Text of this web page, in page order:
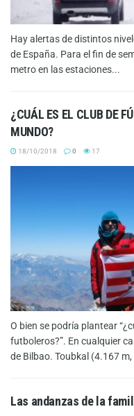
Hay alertas de distintos
de España. Para el fin de
metro en las estaciones...
¿CUÁL ES EL CLUB DE
MUNDO?
18/10/2018 0 17
O bien se podría plantear
futboleros?”. En cualquier
de Bilbao. Toubkal (4.167
Las andanzas de la